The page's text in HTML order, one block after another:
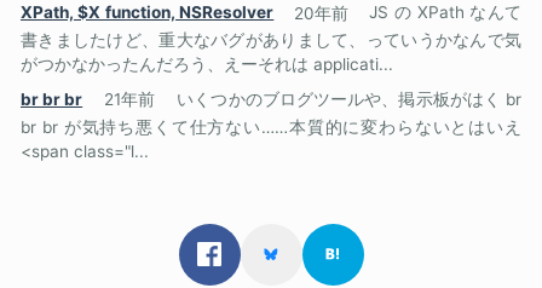
XPath, $X function, NSResolver
20年前
JS の XPath なんて
書きましたけど、重大なバグがありまして、っていうかなんで気
がつかなかったんだろう、えーそれは applicati...
br br br
21年前
いくつかのブログツールや、掲示板がはく br
br br が気持ち悪くて仕方ない……本質的に変わらないとはいえ
<span class="l...